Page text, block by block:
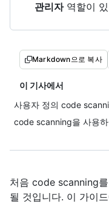
관리자역할이
Markdown으로 복사
이 기사에서
사용자 정의 code
code scanning을 사용
처음 code scanning
될 것입니다. 이 가이